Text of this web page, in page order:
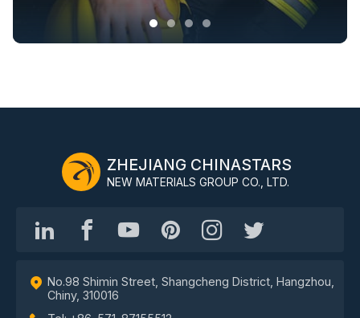
ZHEJIANG CHINASTARS
NEW MATERIALS GROUP CO., LTD.
No.98 Shimin Street, Shangcheng District, Hangzhou,
Chiny, 310016